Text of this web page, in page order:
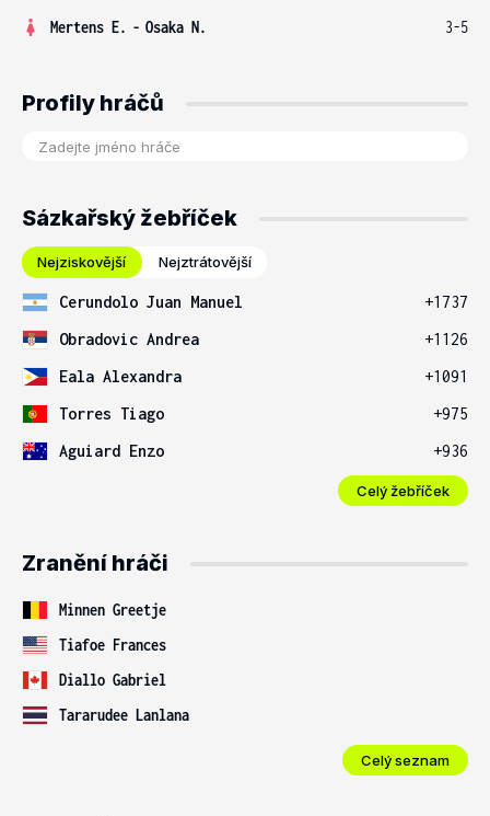
Mertens E. - Osaka N. 3-5
Profily hráčů
Sázkařský žebříček
Nejziskovější Nejztrátovější
Cerundolo Juan Manuel
+1737
Obradovic Andrea
+1126
Eala Alexandra
+1091
Torres Tiago
+975
Aguiard Enzo
+936
Celý žebříček
Zranění hráči
Minnen Greetje
Tiafoe Frances
Diallo Gabriel
Tararudee Lanlana
Celý seznam